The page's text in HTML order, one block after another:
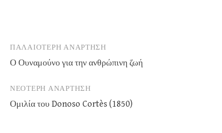
Πλοήγηση
άρθρων
ΠΑΛΑΙΌΤΕΡΗ ΑΝΆΡΤΗΣΗ
Ο Ουναμούνο για την ανθρώπινη ζωή
ΝΕΌΤΕΡΗ ΑΝΆΡΤΗΣΗ
Ομιλία του Donoso Cortès (1850)